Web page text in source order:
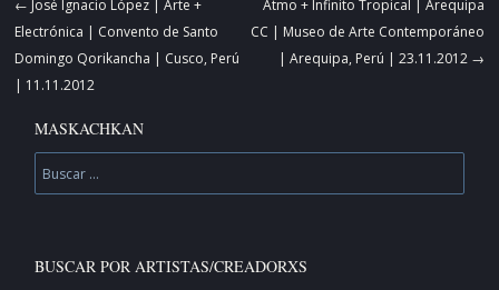
de
artículos
← José Ignacio López | Arte +
Electrónica | Convento de Santo
Domingo Qorikancha | Cusco, Perú
| 11.11.2012
Atmo + Infinito Tropical | Arequipa
CC | Museo de Arte Contemporáneo
| Arequipa, Perú | 23.11.2012 →
MASKACHKAN
Buscar
BUSCAR POR ARTISTAS/CREADORXS